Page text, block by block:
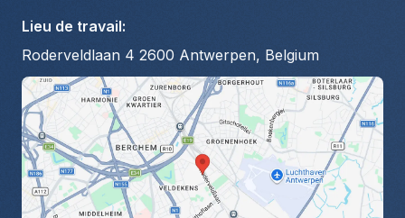
Lieu de travail:
Roderveldlaan 4 2600 Antwerpen, Belgium